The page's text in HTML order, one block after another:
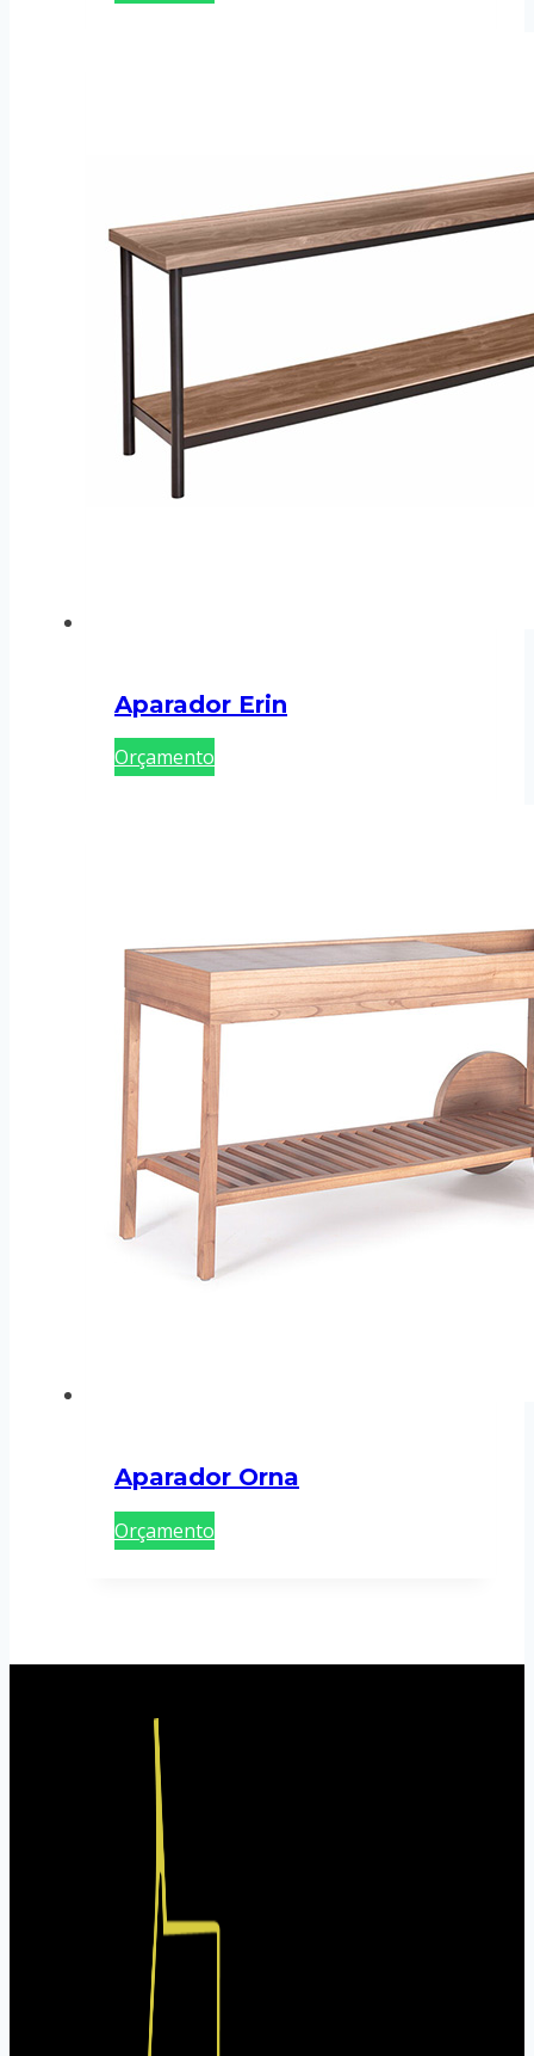
Aparador Erin
Orçamento
Aparador Orna
Orçamento